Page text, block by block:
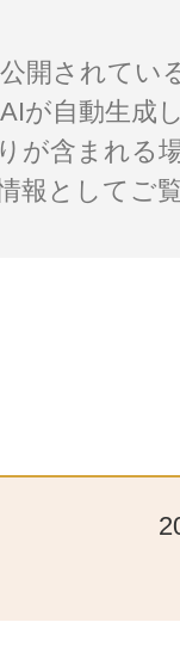
開されてい
が自動生成
が含まれる
報としてご